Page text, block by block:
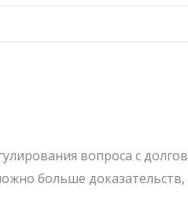
вопроса с
больше